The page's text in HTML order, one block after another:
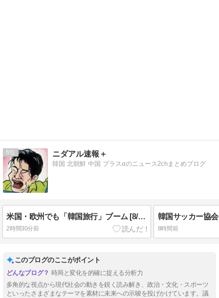
6 ニダアル速報＋
韓国 北朝鮮 中国 プラスαのニュース2chまとめブログ
米国・欧州でも「韓国旅行」ブーム [8/7] [昆虫図鑑★]
2時間30分前 8時間前
このブログのここがポイント
時局と変化を的確に捉える分析力
多角的な視点から現代社会の動きを鋭く読み解き、政治・文化・スポーツ
といったさまざまなテーマを素材に未来への示唆を投げかけています。議